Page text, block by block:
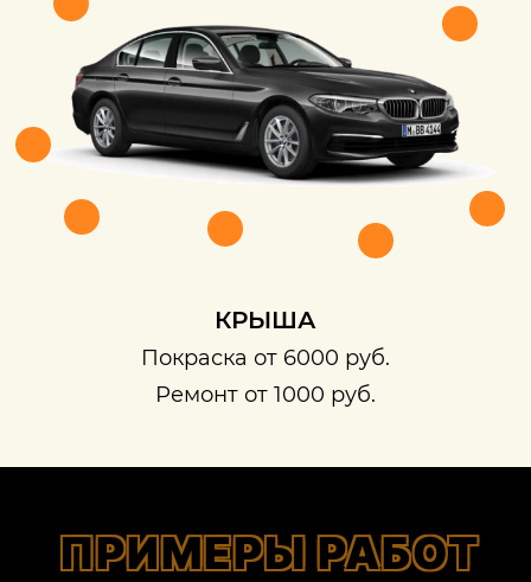
КРЫША
Покраска от 6000 руб.
Ремонт от 1000 руб.
ПРИМЕРЫ РАБОТ